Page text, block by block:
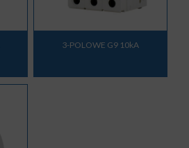
3-POLOWE G9 10kA